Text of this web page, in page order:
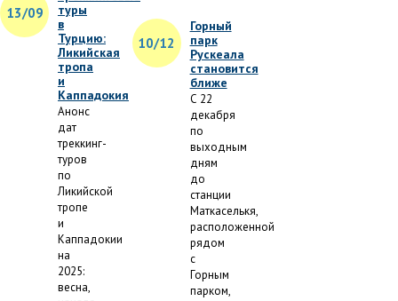
13/09
туры
в
Турцию:
Ликийская
тропа
и
Каппадокия
Анонс
дат
треккинг-
туров
по
Ликийской
тропе
и
Каппадокии
на
2025:
весна,
10/12
Горный
парк
Рускеала
становится
ближе
С 22
декабря
по
выходным
дням
до
станции
Маткаселькя,
расположенной
рядом
с
Горным
парком,